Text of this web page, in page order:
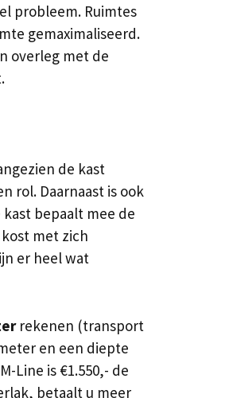
probleem. Ruimtes
gemaximaliseerd.
overleg met de
de kast
rol. Daarnaast is ook
kast bepaalt mee de
met zich
er heel wat
rekenen (transport
en een diepte
Line is €1.550,- de
betaalt u meer